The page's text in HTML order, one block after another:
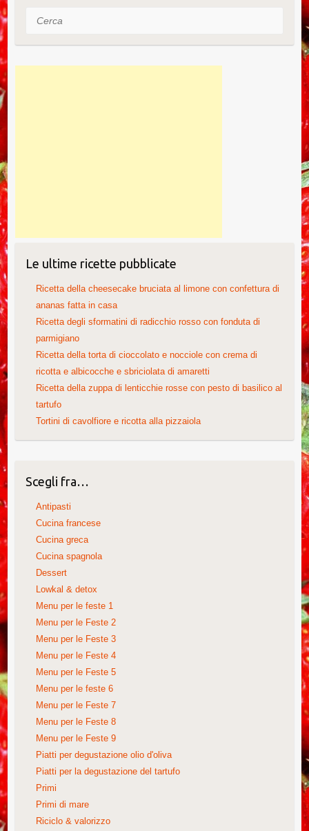
k
Cerca
Le ultime ricette pubblicate
Ricetta della cheesecake bruciata al limone con confettura di
ananas fatta in casa
Ricetta degli sformatini di radicchio rosso con fonduta di
parmigiano
Ricetta della torta di cioccolato e nocciole con crema di
ricotta e albicocche e sbriciolata di amaretti
Ricetta della zuppa di lenticchie rosse con pesto di basilico al
tartufo
Tortini di cavolfiore e ricotta alla pizzaiola
Scegli fra…
Antipasti
Cucina francese
Cucina greca
Cucina spagnola
Dessert
Lowkal & detox
Menu per le feste 1
Menu per le Feste 2
Menu per le Feste 3
Menu per le Feste 4
Menu per le Feste 5
Menu per le feste 6
Menu per le Feste 7
Menu per le Feste 8
Menu per le Feste 9
Piatti per degustazione olio d'oliva
Piatti per la degustazione del tartufo
Primi
Primi di mare
Riciclo & valorizzo